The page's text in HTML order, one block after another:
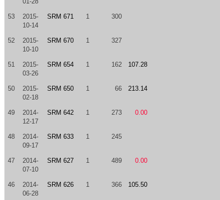
53
2015-
10-14
SRM 671 1 300
52
2015-
10-10
SRM 670 1 327
51
2015-
03-26
SRM 654 1 162 107.28
50
2015-
02-18
SRM 650 1 66 213.14
49
2014-
12-17
SRM 642 1 273 0.00
48
2014-
09-17
SRM 633 1 245
47
2014-
07-10
SRM 627 1 489 0.00
46
2014-
06-28
SRM 626 1 366 105.50